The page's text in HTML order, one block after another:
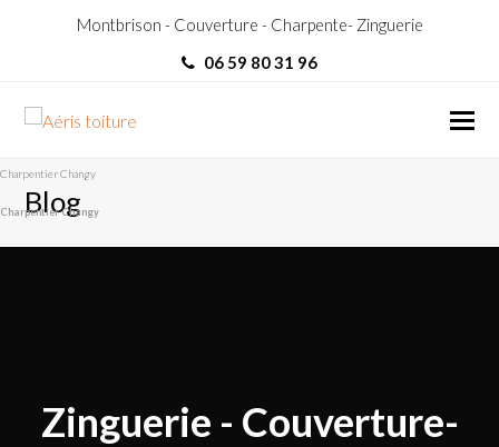
Montbrison - Couverture - Charpente- Zinguerie
06 59 80 31 96
Blog
Charpentier Changy
Charpentier Changy
Zinguerie - Couverture-